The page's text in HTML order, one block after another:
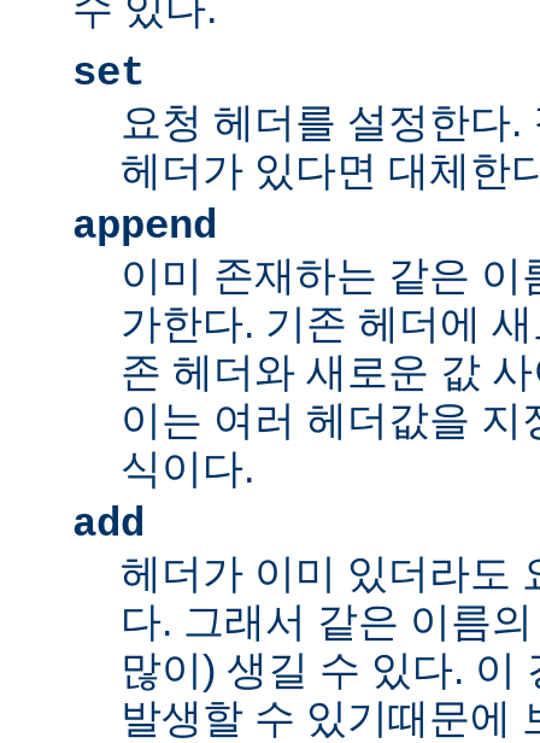
set
요청 헤더를 설정한다
헤더가 있다면 대체한
append
이미 존재하는 같은
가한다. 기존 헤더에
존 헤더와 새로운 값
이는 여러 헤더값을
식이다.
add
헤더가 이미 있더라도
다. 그래서 같은 이름
많이) 생길 수 있다. 이
발생할 수 있기때문에